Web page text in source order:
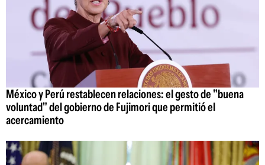
México y Perú restablecen relaciones: el gesto de "buena
voluntad" del gobierno de Fujimori que permitió el
acercamiento